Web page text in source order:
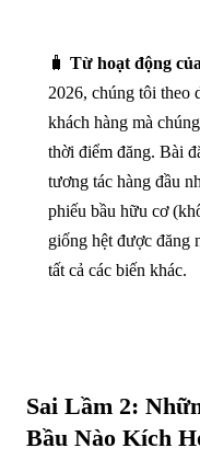
🧳 Từ hoạt động
2026, chúng tôi theo
khách hàng mà
thời điểm đăng. Bài
tương tác hàng đầu
phiếu bầu hữu cơ
giống hệt được đăng
tất cả các biến khác.
Sai Lầm 2:
Bầu Nào Kích